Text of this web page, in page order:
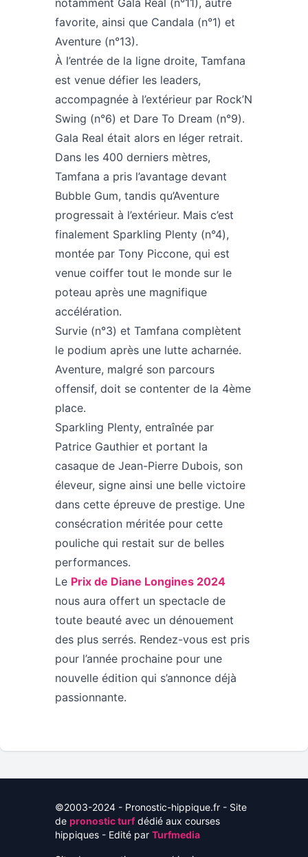
notamment Gala Real (n°11), autre
favorite, ainsi que Candala (n°1) et
Aventure (n°13).
À l’entrée de la ligne droite, Tamfana
est venue défier les leaders,
accompagnée à l’extérieur par Rock’N
Swing (n°6) et Dare To Dream (n°9).
Gala Real était alors en léger retrait.
Dans les 400 derniers mètres,
Tamfana a pris l’avantage devant
Bubble Gum, tandis qu’Aventure
progressait à l’extérieur. Mais c’est
finalement Sparkling Plenty (n°4),
montée par Tony Piccone, qui est
venue coiffer tout le monde sur le
poteau après une magnifique
accélération.
Survie (n°3) et Tamfana complètent
le podium après une lutte acharnée.
Aventure, malgré son parcours
offensif, doit se contenter de la 4ème
place.
Sparkling Plenty, entraînée par
Patrice Gauthier et portant la
casaque de Jean-Pierre Dubois, son
éleveur, signe ainsi une belle victoire
dans cette épreuve de prestige. Une
consécration méritée pour cette
pouliche qui restait sur de belles
performances.
Le Prix de Diane Longines 2024
nous aura offert un spectacle de
toute beauté avec un dénouement
des plus serrés. Rendez-vous est pris
pour l’année prochaine pour une
nouvelle édition qui s’annonce déjà
passionnante.
©2003-2024 - Pronostic-hippique.fr - Site
de pronostic turfdédié aux courses
hippiques - Edité par Turfmedia